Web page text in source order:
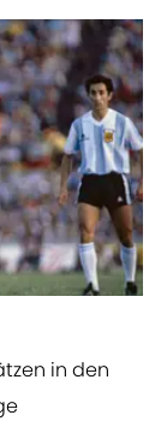
in den